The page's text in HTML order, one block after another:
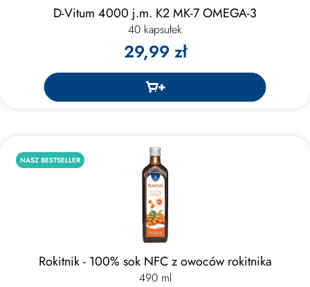
D-Vitum 4000 j.m. K2 MK-7 OMEGA-3
40 kapsułek
29,99 zł
NASZ BESTSELLER
Rokitnik - 100% sok NFC z owoców rokitnika
490 ml